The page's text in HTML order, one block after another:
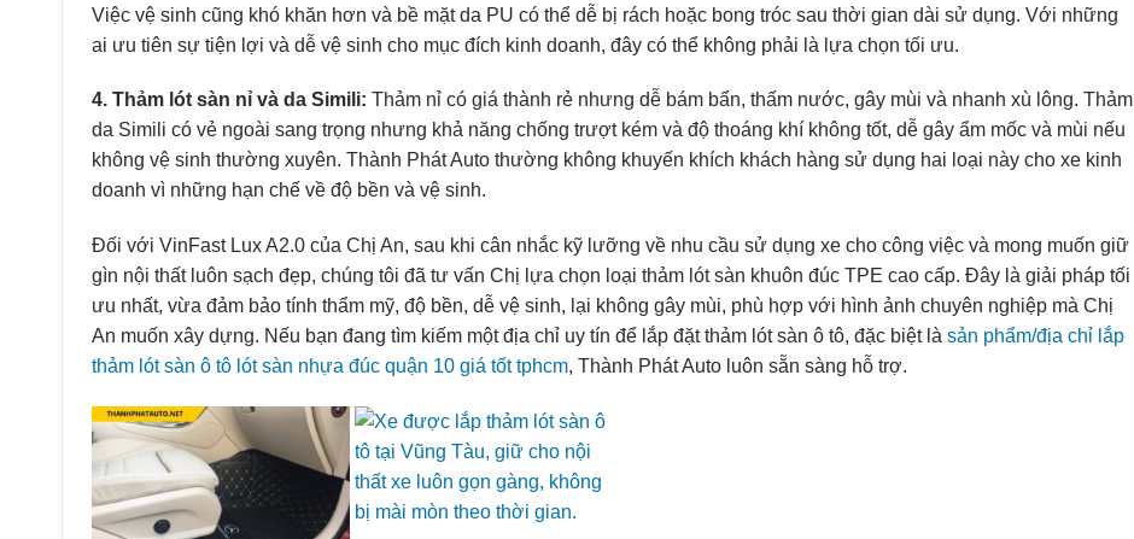
Việc vệ sinh cũng khó khăn hơn và bề mặt da PU có thể dễ bị rách hoặc bong tróc sau thời gian dài sử dụng. Với những
ai ưu tiên sự tiện lợi và dễ vệ sinh cho mục đích kinh doanh, đây có thể không phải là lựa chọn tối ưu.
4. Thảm lót sàn nỉ và da Simili: Thảm nỉ có giá thành rẻ nhưng dễ bám bẩn, thấm nước, gây mùi và nhanh xù lông. Thảm
da Simili có vẻ ngoài sang trọng nhưng khả năng chống trượt kém và độ thoáng khí không tốt, dễ gây ẩm mốc và mùi nếu
không vệ sinh thường xuyên. Thành Phát Auto thường không khuyến khích khách hàng sử dụng hai loại này cho xe kinh
doanh vì những hạn chế về độ bền và vệ sinh.
Đối với VinFast Lux A2.0 của Chị An, sau khi cân nhắc kỹ lưỡng về nhu cầu sử dụng xe cho công việc và mong muốn giữ
gìn nội thất luôn sạch đẹp, chúng tôi đã tư vấn Chị lựa chọn loại thảm lót sàn khuôn đúc TPE cao cấp. Đây là giải pháp tối
ưu nhất, vừa đảm bảo tính thẩm mỹ, độ bền, dễ vệ sinh, lại không gây mùi, phù hợp với hình ảnh chuyên nghiệp mà Chị
An muốn xây dựng. Nếu bạn đang tìm kiếm một địa chỉ uy tín để lắp đặt thảm lót sàn ô tô, đặc biệt là sản phẩm/địa chỉ lắp
thảm lót sàn ô tô lót sàn nhựa đúc quận 10 giá tốt tphcm, Thành Phát Auto luôn sẵn sàng hỗ trợ.